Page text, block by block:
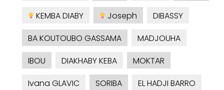
KEMBA DIABY
Joseph
DIBASSY
BA KOUTOUBO GASSAMA
MADJOUHA
IBOU
DIAKHABY KEBA
MOKTAR
Ivana GLAVIC
SORIBA
EL HADJI BARRO